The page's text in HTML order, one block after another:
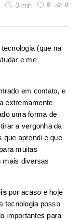
3 min 8 0
(que na
e me
em contato, e
extremamente
uma forma de
a vergonha da
que aprendi e que
muitas
mais diversas
por acaso e hoje
tecnologia posso
importantes para